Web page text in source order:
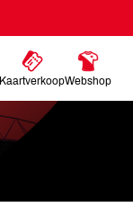
KaartverkoopWebshop